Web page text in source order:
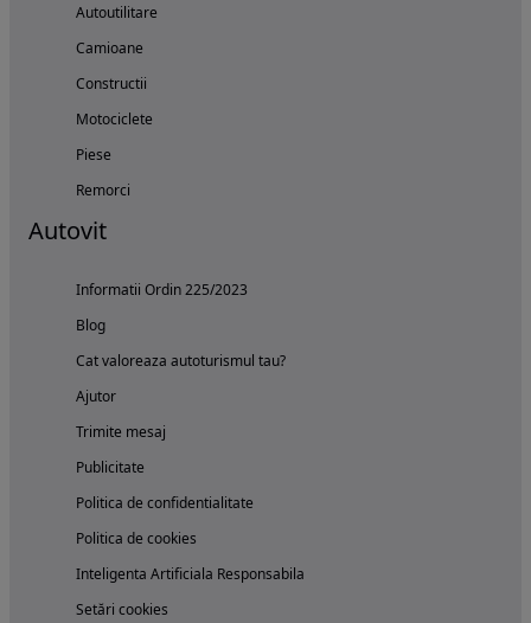
Autoutilitare
Camioane
Constructii
Motociclete
Piese
Remorci
Autovit
Informatii Ordin 225/2023
Blog
Cat valoreaza autoturismul tau?
Ajutor
Trimite mesaj
Publicitate
Politica de confidentialitate
Politica de cookies
Inteligenta Artificiala Responsabila
Setări cookies